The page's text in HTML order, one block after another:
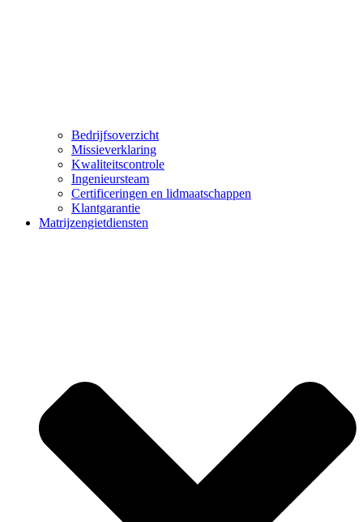
Bedrijfsoverzicht
Missieverklaring
Kwaliteitscontrole
Ingenieursteam
Certificeringen en lidmaatschappen
Klantgarantie
Matrijzengietdiensten